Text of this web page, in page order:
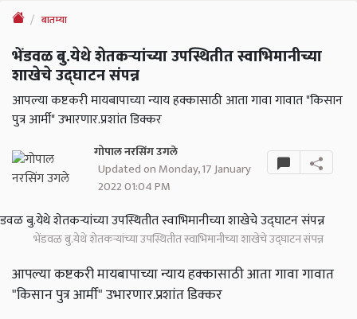
बातम्या
भेंडवळ बु.येथे शेतकऱ्यांच्या उपस्थितीत स्वाभिमानीच्या
शाखेचे उद्घाटन संपन्न
आपल्या कष्टकरी मायबापाच्या न्याय हक्कासाठी आता गावा गावात "किसान
पुत्र आर्मी" उभारणार.प्रशांत डिक्कर
गोपाल नरसिंग उगले
Updated on Monday, 17 January
2022 01:04 PM
भेंडवळ बु.येथे शेतकऱ्यांच्या उपस्थितीत स्वाभिमानीच्या शाखेचे उद्घाटन संपन्न
आपल्या कष्टकरी मायबापाच्या न्याय हक्कासाठी आता गावा गावात
"किसान पुत्र आर्मी" उभारणार.प्रशांत डिक्कर